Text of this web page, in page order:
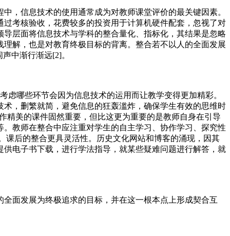
，信息技术的使用通常成为对教师课堂评价的最关键因素。
考核验收，花费较多的投资用于计算机硬件配套，忽视了对
层面将信息技术与学科的整合量化、指标化，其结果是忽略
解，也是对教育终极目标的背离。整合若不以人的全面发展
中渐行渐远[2]。
哪些环节会因为信息技术的运用而让教学变得更加精彩。
，删繁就简，避免信息的狂轰滥炸，确保学生有效的思维时
精美的课件固然重要，但比这更为重要的是教师自身在引导
教师在整合中应注重对学生的自主学习、协作学习、探究性
课后的整合更具灵活性。历史文化网站和博客的涌现，因其
电子书下载，进行学法指导，就某些疑难问题进行解答，就
面发展为终极追求的目标，并在这一根本点上形成契合互